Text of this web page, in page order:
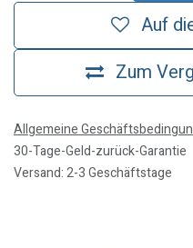
Zum
Auf
Allgemeine
30-Tage-Geld-zurück-Garantie
Versand: 2-3 Geschäftstage